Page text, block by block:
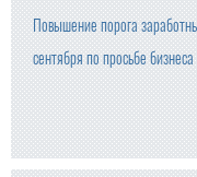
Повышение порога
сентября по просьбе бизнеса